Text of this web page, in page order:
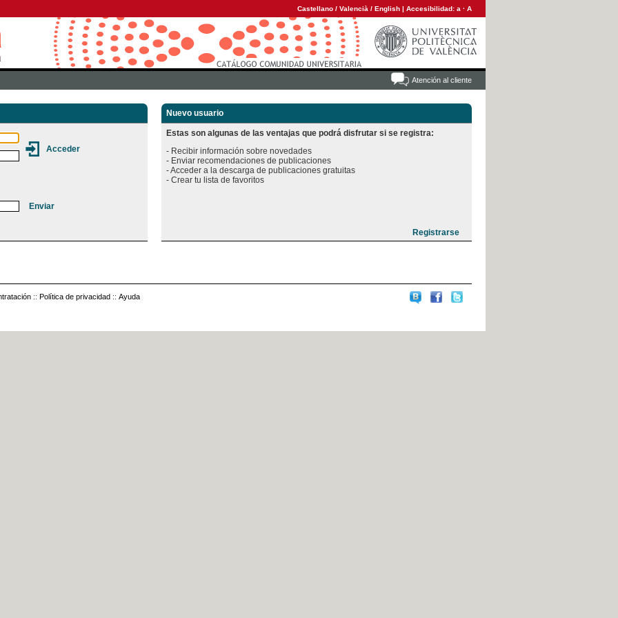
Castellano / Valencià / English | Accesibilidad: a · A
Atención al cliente
Nuevo usuario
Estas son algunas de las ventajas que podrá disfrutar si se registra:
- Recibir información sobre novedades
- Enviar recomendaciones de publicaciones
- Acceder a la descarga de publicaciones gratuitas
:: Política de privacidad :: Ayuda